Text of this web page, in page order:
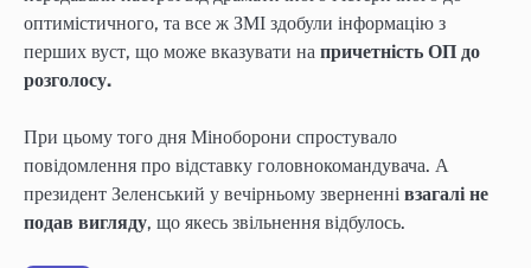
оптимістичного, та все ж ЗМІ здобули інформацію з
перших вуст, що може вказувати на причетність ОП до
розголосу.
При цьому того дня Міноборони спростувало
повідомлення про відставку головнокомандувача. А
президент Зеленський у вечірньому зверненні взагалі не
подав вигляду, що якесь звільнення відбулось.